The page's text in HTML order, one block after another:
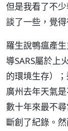
但是我看了不
談了一些，覺
羅生說鴨瘟產
導SARS屬於上
的環境生存）
廣州去年天氣
數十年來最不
斷創了紀錄。